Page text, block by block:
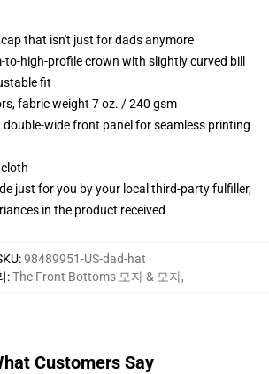
that isn't just for dads anymore
high-profile crown with slightly curved bill
fit
fabric weight 7 oz. / 240 gsm
double-wide front panel for seamless printing
just for you by your local third-party fulfiller,
in the product received
:98489951-US-dad-hat
:The Front Bottoms 모자 & 모자,
Customers Say